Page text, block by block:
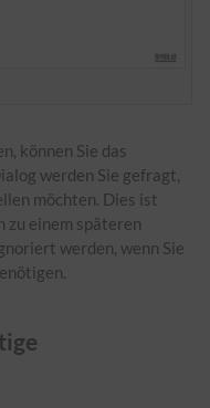
können Sie das
werden Sie gefragt,
möchten. Dies ist
zu einem späteren
werden, wenn Sie